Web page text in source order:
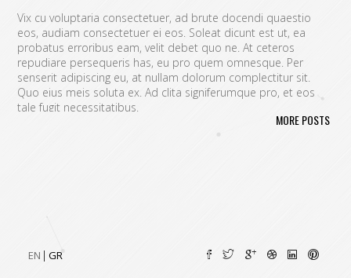
EN GR
Vix cu voluptaria consectetuer, ad brute docendi quaestio
eos, audiam consectetuer ei eos. Soleat dicunt est ut, ea
probatus erroribus eam, velit debet quo ne. At ceteros
repudiare persequeris has, eu pro quem omnesque. Per
senserit adipiscing eu, at nullam dolorum complectitur sit.
Quo eius meis soluta ex. Ad clita signiferumque pro, et eos
tale fugit necessitatibus.
nullam placerat ne pri. Vix ea convenire iracundia abhorreant.
MORE POSTS